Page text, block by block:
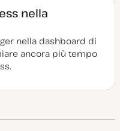
nella
nella dashboard di
ancora più tempo